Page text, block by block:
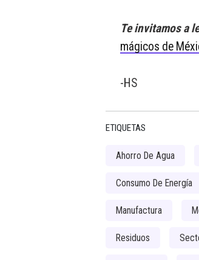
Te invitamos a
mágicos de
-HS
ETIQUETAS
Ahorro De Agua
Consumo De Energía
Manufactura
Residuos